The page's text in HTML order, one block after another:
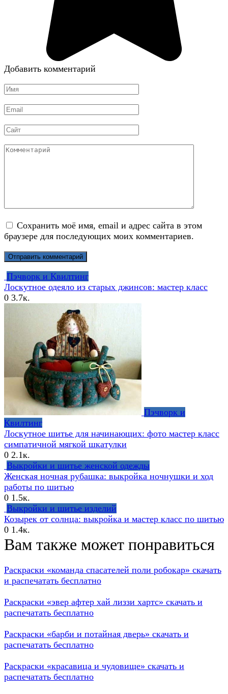
Добавить комментарий
Имя
Email
Сайт
Комментарий
Сохранить моё имя, email и адрес сайта в этом
браузере для последующих моих комментариев.
Пэчворк и Квилтинг
Лоскутное одеяло из старых джинсов: мастер класс
0 3.7к.
Пэчворк и
Квилтинг
Лоскутное шитье для начинающих: фото мастер класс
симпатичной мягкой шкатулки
0 2.1к.
Выкройки и шитье женской одежды
Женская ночная рубашка: выкройка ночнушки и ход
работы по шитью
0 1.5к.
Выкройки и шитье изделий
Козырек от солнца: выкройка и мастер класс по шитью
0 1.4к.
Вам также может понравиться
Раскраски «команда спасателей поли робокар» скачать
и распечатать бесплатно
Раскраски «эвер афтер хай лиззи хартс» скачать и
распечатать бесплатно
Раскраски «барби и потайная дверь» скачать и
распечатать бесплатно
Раскраски «красавица и чудовище» скачать и
распечатать бесплатно